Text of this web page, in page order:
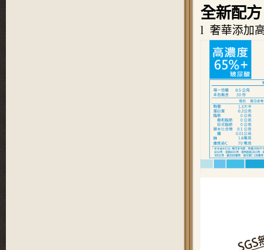
全新配方
l 奢華添加